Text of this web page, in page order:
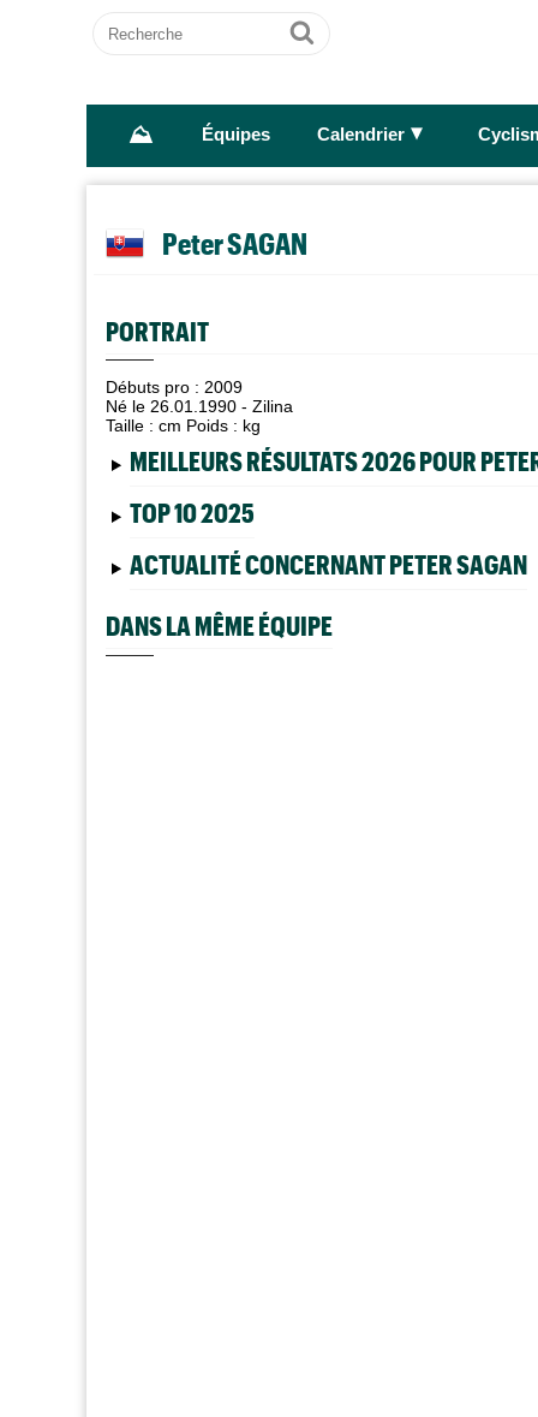
Recherche
Ok
⛰ Équipes Calendrier ►
Peter SAGAN
PORTRAIT
Débuts pro : 2009
Né le 26.01.1990 - Zilina
Taille : cm Poids : kg
MEILLEURS RÉSULTATS 2026 POUR
TOP 10 2025
ACTUALITÉ CONCERNANT PETER SAGAN
DANS LA MÊME ÉQUIPE